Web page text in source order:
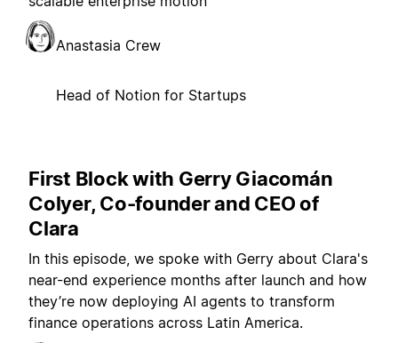
Anastasia Crew
Head of Notion for Startups
First Block with Gerry Giacomán
Colyer, Co-founder and CEO of
Clara
In this episode, we spoke with Gerry about Clara's
near-end experience months after launch and how
they’re now deploying AI agents to transform
finance operations across Latin America.